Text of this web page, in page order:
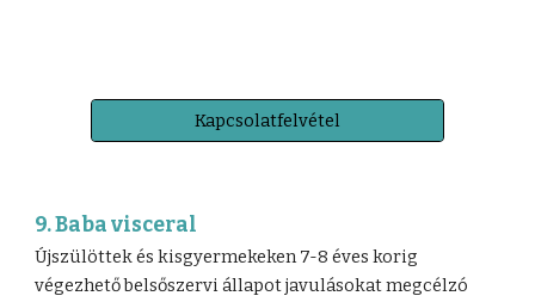
Kapcsolatfelvétel
9. Baba visceral
Újszülöttek és kisgyermekeken 7-8 éves korig
végezhető belsőszervi állapot javulásokat megcélzó